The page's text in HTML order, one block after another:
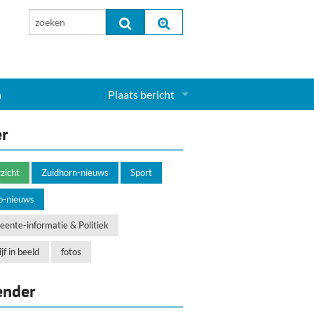
Plaats bericht
Zuidhorn-nieuws Sport
nieuws
informatie & Politiek
in beeld fotos